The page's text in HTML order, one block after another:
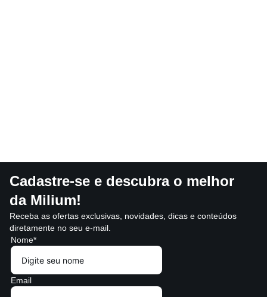
Cadastre-se e descubra o melhor
da Milium!
Receba as ofertas exclusivas, novidades, dicas e conteúdos
diretamente no seu e-mail.
Nome*
Email